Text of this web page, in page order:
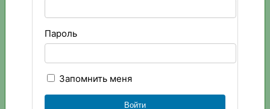
Пароль
Запомнить меня